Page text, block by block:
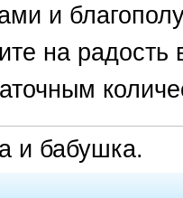
и
на
и бабушка.